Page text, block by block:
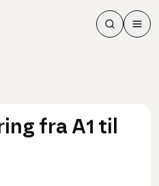
Søk
Søk
Meny
fra A1 til